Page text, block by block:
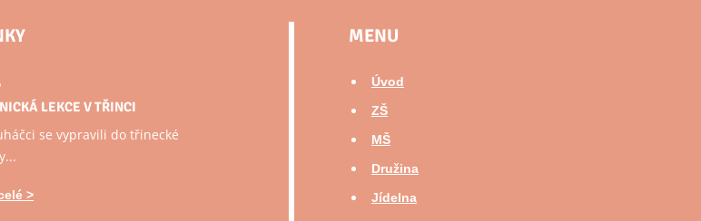
LEKCE V TŘINCI
se vypravili do třinecké
MENU
Úvod
ZŠ
MŠ
Družina
Jídelna